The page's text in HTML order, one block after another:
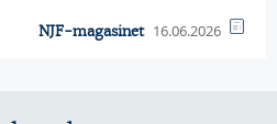
NJF-magasinet 16.06.2026